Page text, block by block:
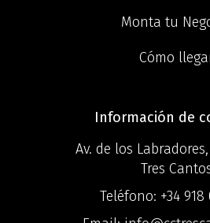
Monta tu
Cómo
Información de
Av. de los Labradores,
Tres
Teléfono: +34 918